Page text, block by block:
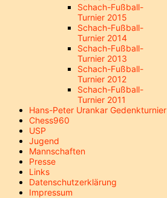
Schach-Fußball-
Turnier 2015
Schach-Fußball-
Turnier 2014
Schach-Fußball-
Turnier 2013
Schach-Fußball-
Turnier 2012
Schach-Fußball-
Turnier 2011
Hans-Peter Urankar Gedenkturnier
Chess960
USP
Jugend
Mannschaften
Presse
Links
Datenschutzerklärung
Impressum